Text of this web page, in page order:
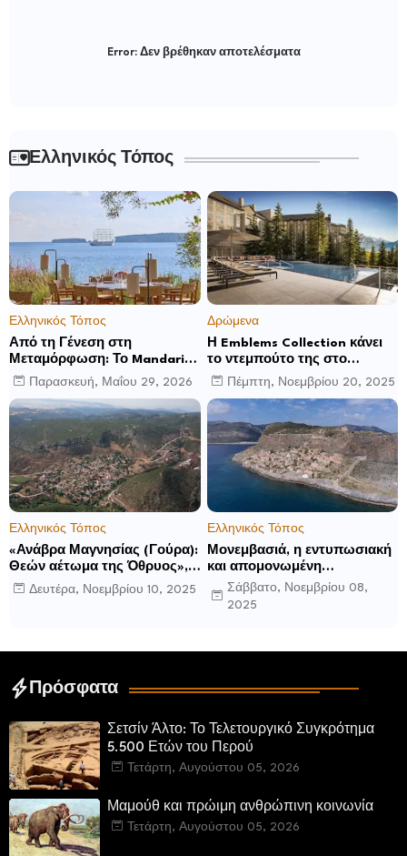
Error:Δεν βρέθηκαν αποτελέσματα
Ελληνικός Τόπος
Ελληνικός Τόπος
Από τη Γένεση στη
Μεταμόρφωση: Το Mandarin
Oriental, Costa Navarino
αποκαλύπτει μια νέα σεζόν
βιωματικών εμπειριών
Παρασκευή, Μαΐου 29, 2026
Δρώμενα
Η Emblems Collection κάνει
το ντεμπούτο της στο
Ηνωμένο Βασίλειο με το
Luckham Park Hotel & Spa
και ανακοινώνει άλλα έξι
ανοίγματα για το 2026 και
μετά
Πέμπτη, Νοεμβρίου 20, 2025
Ελληνικός Τόπος
«Ανάβρα Μαγνησίας (Γούρα):
Θεών αέτωμα της Όθρυος»,
γράφει ο Δημήτρης Β.
Καρέλης
Δευτέρα, Νοεμβρίου 10, 2025
Ελληνικός Τόπος
Μονεμβασιά, η εντυπωσιακή
και απομονωμένη
οχυρωμένη πόλη που
ιδρύθηκε από τους
Σάββατο, Νοεμβρίου 08,
2025
Πρόσφατα
Σετσίν Άλτο: Το Τελετουργικό Συγκρότημα
5.500 Ετών του Περού
Τετάρτη, Αυγούστου 05, 2026
Μαμούθ και πρώιμη ανθρώπινη κοινωνία
Τετάρτη, Αυγούστου 05, 2026